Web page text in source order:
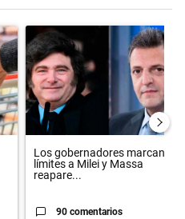
"Inflación: economistas
Un artículo de tendencia con el
Los gobernadores marcan
límites a Milei y Massa
reapare...
90 comentarios